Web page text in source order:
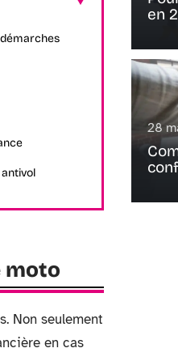
moto
Non seulement
en cas
en
28